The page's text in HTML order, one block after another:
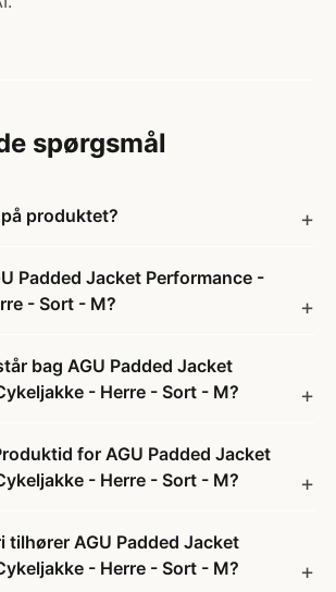
spørgsmål
produktet?
Padded Jacket Performance -
- Sort - M?
bag AGU Padded Jacket
- Herre - Sort - M?
for AGU Padded Jacket
- Herre - Sort - M?
tilhører AGU Padded Jacket
- Herre - Sort - M?